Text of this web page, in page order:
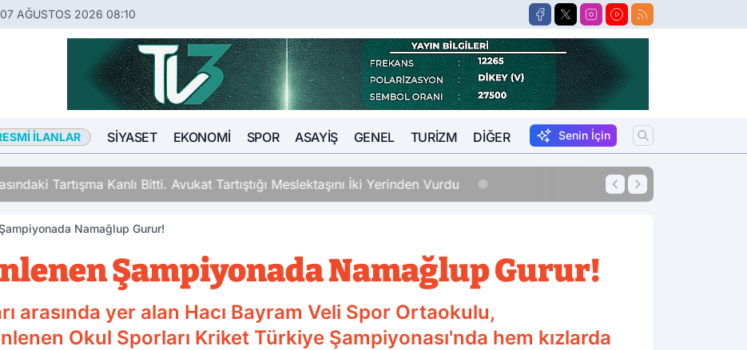
07 AĞUSTOS 2026 08:10
İLANLAR SIYASET EKONOMI SPOR ASAYIŞ GENEL TURIZM DIĞER Senin İçin
Tartışma Kanlı Bitti. Avukat Tartıştığı Meslektaşını İki Yerinden Vurdu 12:33
Namağlup Gurur!
Şampiyonada Namağlup Gurur!
arasında yer alan Hacı Bayram Veli Spor Ortaokulu,
Okul Sporları Kriket Türkiye Şampiyonası'nda hem kızlarda